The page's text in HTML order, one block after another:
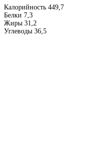
Калорийность 449,7
Белки 7,3
Жиры 31,2
Углеводы 36,5